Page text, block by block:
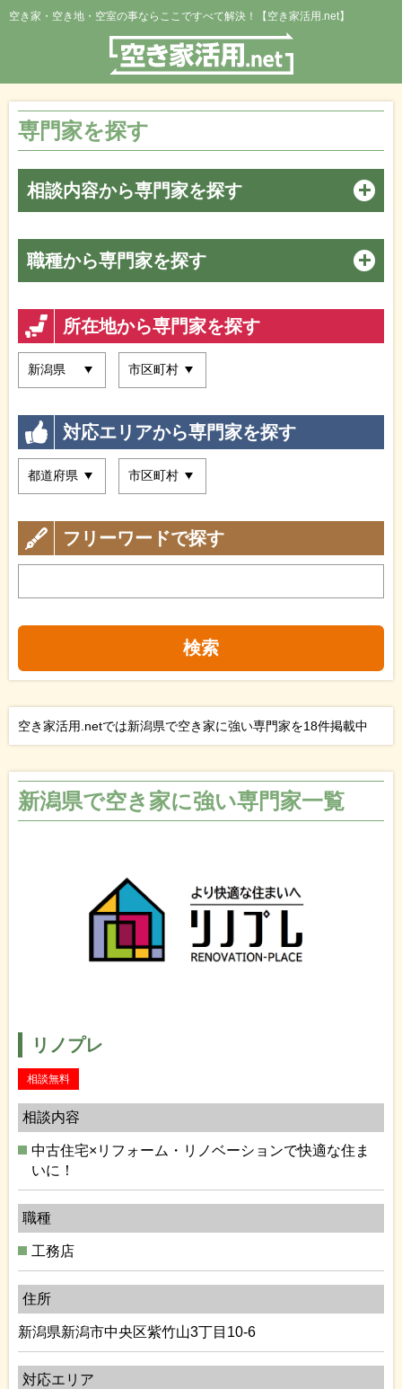
空き家・空き地・空室の事ならここですべて解決！【空き家活用.net】
専門家を探す
相談内容から専門家を探す
職種から専門家を探す
所在地から専門家を探す
対応エリアから専門家を探す
フリーワードで探す
検索
空き家活用.netでは新潟県で空き家に強い専門家を18件掲載中
新潟県で空き家に強い専門家一覧
リノプレ
相談無料
相談内容
中古住宅×リフォーム・リノベーションで快適な住ま
いに！
職種
工務店
住所
新潟県新潟市中央区紫竹山3丁目10-6
対応エリア